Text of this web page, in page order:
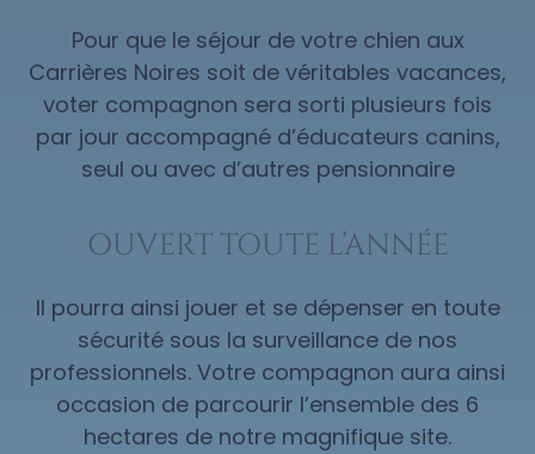
Pour que le séjour de votre chien aux
Carrières Noires soit de véritables vacances,
voter compagnon sera sorti plusieurs fois
par jour accompagné d’éducateurs canins,
seul ou avec d’autres pensionnaire
OUVERT TOUTE L’ANNÉE
Il pourra ainsi jouer et se dépenser en toute
sécurité sous la surveillance de nos
professionnels. Votre compagnon aura ainsi
occasion de parcourir l’ensemble des 6
hectares de notre magnifique site.